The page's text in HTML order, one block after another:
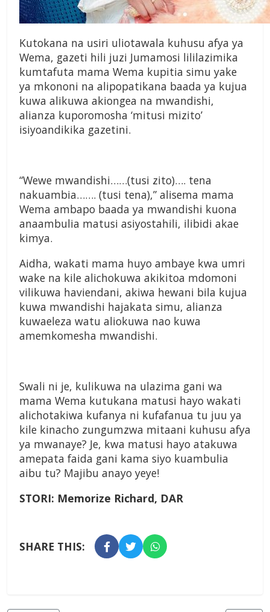
Kutokana na usiri uliotawala kuhusu afya ya
Wema, gazeti hili juzi Jumamosi lililazimika
kumtafuta mama Wema kupitia simu yake
ya mkononi na alipopatikana baada ya kujua
kuwa alikuwa akiongea na mwandishi,
alianza kuporomosha ‘mitusi mizito’
isiyoandikika gazetini.
“Wewe mwandishi……(tusi zito)…. tena
nakuambia……. (tusi tena),” alisema mama
Wema ambapo baada ya mwandishi kuona
anaambulia matusi asiyostahili, ilibidi akae
kimya.
Aidha, wakati mama huyo ambaye kwa umri
wake na kile alichokuwa akikitoa mdomoni
vilikuwa haviendani, akiwa hewani bila kujua
kuwa mwandishi hajakata simu, alianza
kuwaeleza watu aliokuwa nao kuwa
amemkomesha mwandishi.
Swali ni je, kulikuwa na ulazima gani wa
mama Wema kutukana matusi hayo wakati
alichotakiwa kufanya ni kufafanua tu juu ya
kile kinacho zungumzwa mitaani kuhusu afya
ya mwanaye? Je, kwa matusi hayo atakuwa
amepata faida gani kama siyo kuambulia
aibu tu? Majibu anayo yeye!
STORI: Memorize Richard, DAR
SHARE THIS: